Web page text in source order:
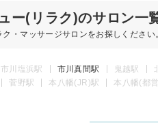
ー(リラク)のサロン一
・マッサージサロンをお探しください
市川塩浜駅 市川真間駅 鬼越駅
菅野駅 本八幡(JR)駅 本八幡(都